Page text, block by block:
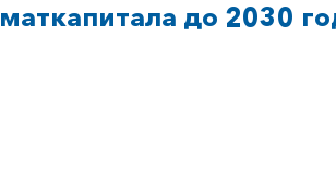
звонок
до 2030